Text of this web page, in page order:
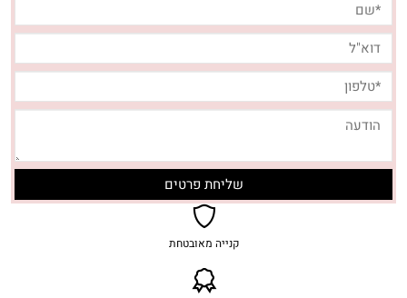
קנייה מאובטחת